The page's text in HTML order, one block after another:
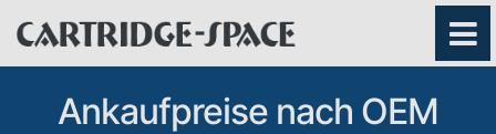
Ankaufpreise nach OEM